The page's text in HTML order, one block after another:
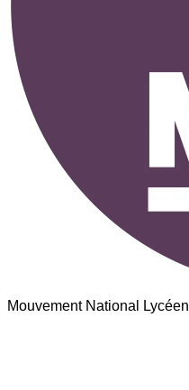
Mouvement National Lycéen